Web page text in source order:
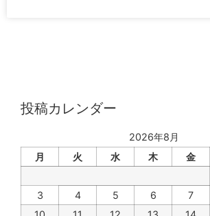
投稿カレンダー
2026年8月
月
火 水 木 金
3
4 5 6 7